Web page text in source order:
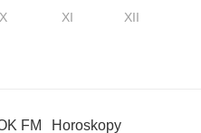
X XI XII
FM Horoskopy